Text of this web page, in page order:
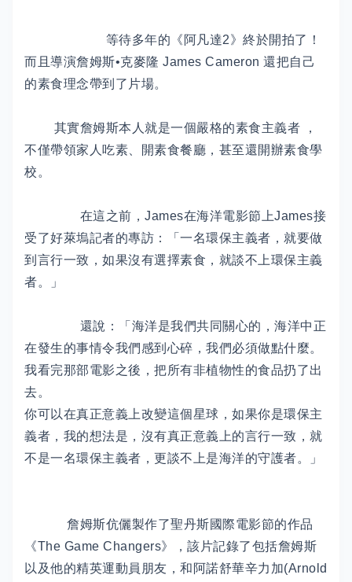
等待多年的《阿凡達2》終於開拍了！
而且導演詹姆斯•克麥隆 James Cameron 還把自己
的素食理念帶到了片場。
其實詹姆斯本人就是一個嚴格的素食主義者 ，
不僅帶領家人吃素、開素食餐廳，甚至還開辦素食學
校。
在這之前，James在海洋電影節上James接
受了好萊塢記者的專訪：「一名環保主義者，就要做
到言行一致，如果沒有選擇素食，就談不上環保主義
者。」
還說：「海洋是我們共同關心的，海洋中正
在發生的事情令我們感到心碎，我們必須做點什麼。
我看完那部電影之後，把所有非植物性的食品扔了出
去。
你可以在真正意義上改變這個星球，如果你是環保主
義者，我的想法是，沒有真正意義上的言行一致，就
不是一名環保主義者，更談不上是海洋的守護者。」
詹姆斯伉儷製作了聖丹斯國際電影節的作品
《The Game Changers》，該片記錄了包括詹姆斯
以及他的精英運動員朋友，和阿諾舒華辛力加(Arnold